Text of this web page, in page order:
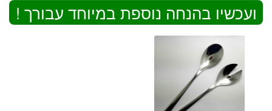
ועכשיו בהנחה נוספת במיוחד עבורך !